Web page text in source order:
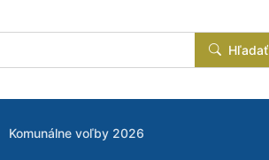
Hľadať
Komunálne voľby 2026